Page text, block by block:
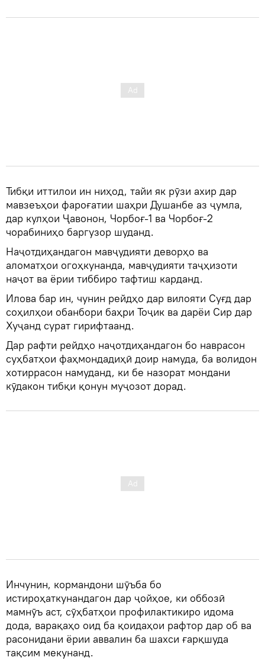
Тибқи иттилои ин ниҳод, тайи як рӯзи ахир дар
мавзеъҳои фароғатии шаҳри Душанбе аз ҷумла,
дар кулҳои Ҷавонон, Чорбоғ-1 ва Чорбоғ-2
чорабиниҳо баргузор шуданд.
Наҷотдиҳандагон мавҷудияти деворҳо ва
аломатҳои огоҳкунанда, мавҷудияти таҷҳизоти
наҷот ва ёрии тиббиро тафтиш карданд.
Илова бар ин, чунин рейдҳо дар вилояти Суғд дар
соҳилҳои обанбори баҳри Тоҷик ва дарёи Сир дар
Хуҷанд сурат гирифтаанд.
Дар рафти рейдҳо наҷотдиҳандагон бо наврасон
суҳбатҳои фаҳмондадиҳӣ доир намуда, ба волидон
хотиррасон намуданд, ки бе назорат мондани
кӯдакон тибқи қонун муҷозот дорад.
Инчунин, кормандони шӯъба бо
истироҳаткунандагон дар ҷойҳое, ки оббозӣ
мамнӯъ аст, сӯҳбатҳои профилактикиро идома
дода, варақаҳо оид ба қоидаҳои рафтор дар об ва
расонидани ёрии аввалин ба шахси ғарқшуда
тақсим мекунанд.